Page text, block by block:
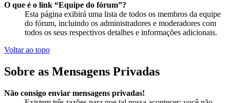
O que é o link “Equipe do fórum”?
Esta página exibirá uma lista de todos os membros da equipe
do fórum, incluindo os administradores e moderadores com
todos os seus respectivos detalhes e informações adicionais.
Voltar ao topo
Sobre as Mensagens Privadas
Não consigo enviar mensagens privadas!